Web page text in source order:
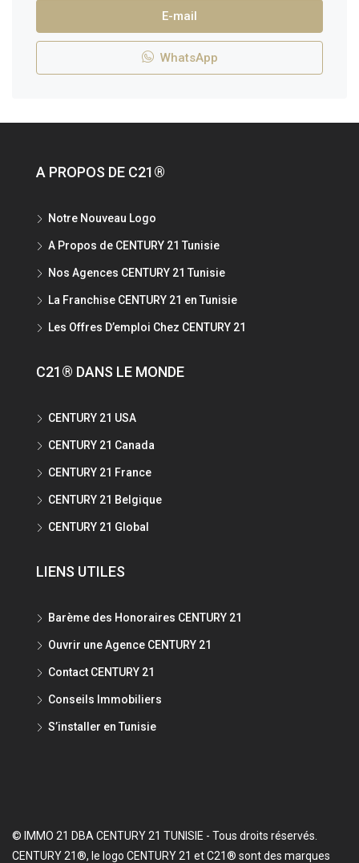
E-mail
WhatsApp
A PROPOS DE C21®
Notre Nouveau Logo
A Propos de CENTURY 21 Tunisie
Nos Agences CENTURY 21 Tunisie
La Franchise CENTURY 21 en Tunisie
Les Offres D’emploi Chez CENTURY 21
C21® DANS LE MONDE
CENTURY 21 USA
CENTURY 21 Canada
CENTURY 21 France
CENTURY 21 Belgique
CENTURY 21 Global
LIENS UTILES
Barème des Honoraires CENTURY 21
Ouvrir une Agence CENTURY 21
Contact CENTURY 21
Conseils Immobiliers
S’installer en Tunisie
© IMMO 21 DBA CENTURY 21 TUNISIE - Tous droits réservés.
CENTURY 21®, le logo CENTURY 21 et C21® sont des marques